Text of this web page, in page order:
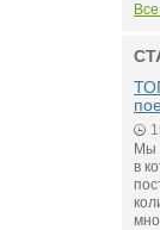
Мы
в